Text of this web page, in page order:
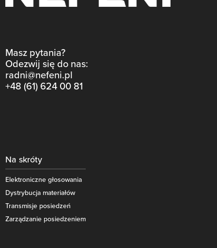
Masz pytania?
Odezwij się do nas:
radni@nefeni.pl
+48 (61) 624 00 81
Na skróty
Elektroniczne głosowania
Dystrybucja materiałów
Transmisje posiedzeń
Zarządzanie posiedzeniem